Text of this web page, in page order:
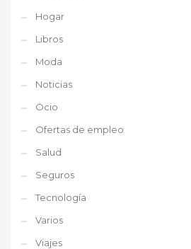
Hogar
Libros
Moda
Noticias
Ocio
Ofertas de empleo
Salud
Seguros
Tecnología
Varios
Viajes